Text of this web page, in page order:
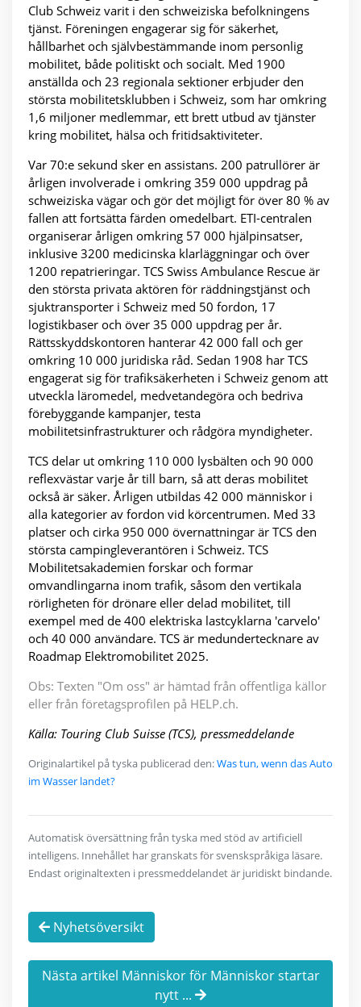
Club Schweiz varit i den schweiziska befolkningens
tjänst. Föreningen engagerar sig för säkerhet,
hållbarhet och självbestämmande inom personlig
mobilitet, både politiskt och socialt. Med 1900
anställda och 23 regionala sektioner erbjuder den
största mobilitetsklubben i Schweiz, som har omkring
1,6 miljoner medlemmar, ett brett utbud av tjänster
kring mobilitet, hälsa och fritidsaktiviteter.
Var 70:e sekund sker en assistans. 200 patrullörer är
årligen involverade i omkring 359 000 uppdrag på
schweiziska vägar och gör det möjligt för över 80 % av
fallen att fortsätta färden omedelbart. ETI-centralen
organiserar årligen omkring 57 000 hjälpinsatser,
inklusive 3200 medicinska klarläggningar och över
1200 repatrieringar. TCS Swiss Ambulance Rescue är
den största privata aktören för räddningstjänst och
sjuktransporter i Schweiz med 50 fordon, 17
logistikbaser och över 35 000 uppdrag per år.
Rättsskyddskontoren hanterar 42 000 fall och ger
omkring 10 000 juridiska råd. Sedan 1908 har TCS
engagerat sig för trafiksäkerheten i Schweiz genom att
utveckla läromedel, medvetandegöra och bedriva
förebyggande kampanjer, testa
mobilitetsinfrastrukturer och rådgöra myndigheter.
TCS delar ut omkring 110 000 lysbälten och 90 000
reflexvästar varje år till barn, så att deras mobilitet
också är säker. Årligen utbildas 42 000 människor i
alla kategorier av fordon vid körcentrumen. Med 33
platser och cirka 950 000 övernattningar är TCS den
största campingleverantören i Schweiz. TCS
Mobilitetsakademien forskar och formar
omvandlingarna inom trafik, såsom den vertikala
rörligheten för drönare eller delad mobilitet, till
exempel med de 400 elektriska lastcyklarna 'carvelo'
och 40 000 användare. TCS är medundertecknare av
Roadmap Elektromobilitet 2025.
Obs: Texten "Om oss" är hämtad från offentliga källor
eller från företagsprofilen på HELP.ch.
Källa: Touring Club Suisse (TCS), pressmeddelande
Originalartikel på tyska publicerad den:Was tun, wenn das Auto
im Wasser landet?
Automatisk översättning från tyska med stöd av artificiell
intelligens. Innehållet har granskats för svenskspråkiga läsare.
Endast originaltexten i pressmeddelandet är juridiskt bindande.
Nyhetsöversikt
Nästa artikel Människor för Människor startar
nytt ...